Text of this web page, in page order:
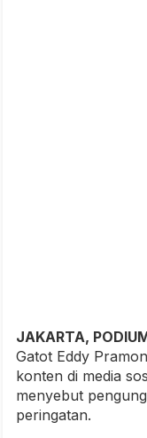
JAKARTA,
Gatot Eddy
konten di media
menyebut
peringatan.